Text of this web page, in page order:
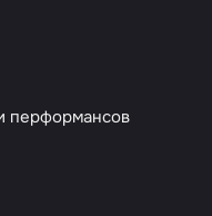
перформансов